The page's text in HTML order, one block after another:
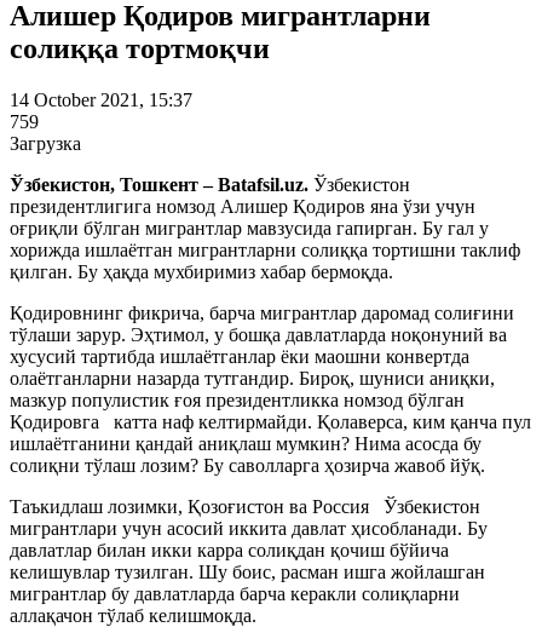
Алишер Қодиров мигрантларни
солиққа тортмоқчи
14 October 2021, 15:37
759
Загрузка
Ўзбекистон, Тошкент – Batafsil.uz. Ўзбекистон
президентлигига номзод Алишер Қодиров яна ўзи учун
оғриқли бўлган мигрантлар мавзусида гапирган. Бу гал у
хорижда ишлаётган мигрантларни солиққа тортишни таклиф
қилган. Бу ҳақда мухбиримиз хабар бермоқда.
Қодировнинг фикрича, барча мигрантлар даромад солиғини
тўлаши зарур. Эҳтимол, у бошқа давлатларда ноқонуний ва
хусусий тартибда ишлаётганлар ёки маошни конвертда
олаётганларни назарда тутгандир. Бироқ, шуниси аниқки,
мазкур популистик ғоя президентликка номзод бўлган
Қодировга катта наф келтирмайди. Қолаверса, ким қанча пул
ишлаётганини қандай аниқлаш мумкин? Нима асосда бу
солиқни тўлаш лозим? Бу саволларга ҳозирча жавоб йўқ.
Таъкидлаш лозимки, Қозоғистон ва Россия Ўзбекистон
мигрантлари учун асосий иккита давлат ҳисобланади. Бу
давлатлар билан икки карра солиқдан қочиш бўйича
келишувлар тузилган. Шу боис, расман ишга жойлашган
мигрантлар бу давлатларда барча керакли солиқларни
аллақачон тўлаб келишмоқда.